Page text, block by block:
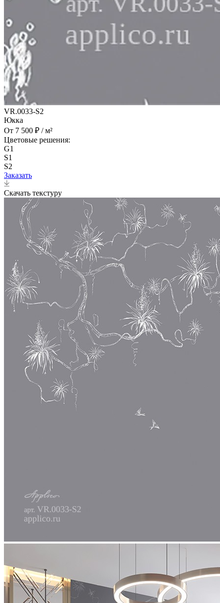
VR.0033-S2
Юкка
От 7 500 ₽ / м²
Цветовые решения:
G1
S1
S2
Заказать
Скачать текстуру